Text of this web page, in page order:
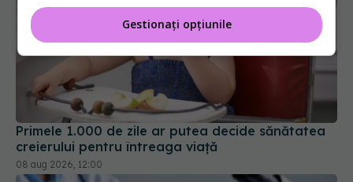
Primele 1.000 de zile ar putea decide sănătatea
creierului pentru întreaga viață
08 aug 2026, 12:00
Gestionați opțiunile